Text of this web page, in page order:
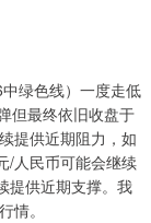
绿色线）一度走低
但最终依旧收盘于
提供近期阻力，如
/人民币可能会继续
提供近期支撑。我
情。